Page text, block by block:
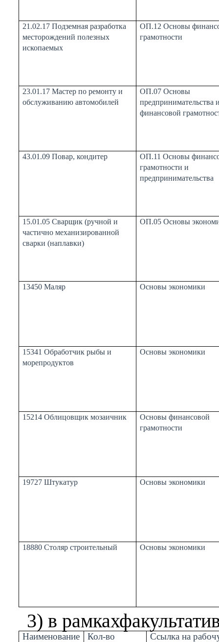
21.02.17 Подземная разработка
месторождений полезных
ископаемых
ОП.12 Основы
грамотности
23.01.17 Мастер по ремонту и
обслуживанию автомобилей
ОП.07 Основы
предпринимательства
финансовой
43.01.09 Повар, кондитер
ОП.11 Основы
грамотности и
предпринимательства
15.01.05 Сварщик (ручной и
частично механизированной
сварки (наплавки)
ОП.05 Основы
13450 Маляр Основы экономики
15341 Обработчик рыбы и
морепродуктов
Основы экономики
15214 Облицовщик мозаичник
Основы финансовой
грамотности
19727 Штукатур Основы экономики
18880 Столяр строительный Основы экономики
3) в рамках
Наименование
Кол-во
Ссылка на